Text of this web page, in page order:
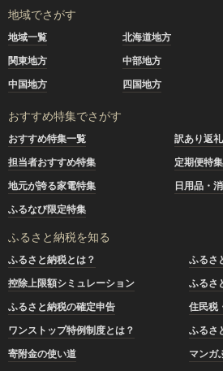
地域でさがす
地域一覧 北海道地方
関東地方
中部地方
中国地方
四国地方
おすすめ特集でさがす
おすすめ特集一覧
訳あり返
担当者おすすめ特集
定期便特集
地元が誇る家電特集
日用品・
ふるなび限定特集
ふるさと納税を知る
ふるさと納税とは？
ふるさ
控除上限額シミュレーション
ふるさ
ふるさと納税の確定申告
住民税
ワンストップ特例制度とは？
ふるさ
寄附金の使い道
マンガ